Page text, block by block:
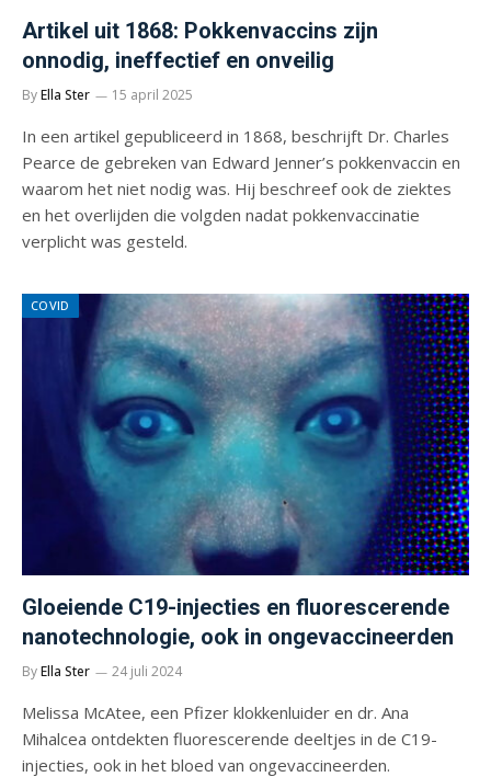
Artikel uit 1868: Pokkenvaccins zijn
onnodig, ineffectief en onveilig
ByElla Ster 15 april 2025
In een artikel gepubliceerd in 1868, beschrijft Dr. Charles
Pearce de gebreken van Edward Jenner’s pokkenvaccin en
waarom het niet nodig was. Hij beschreef ook de ziektes
en het overlijden die volgden nadat pokkenvaccinatie
verplicht was gesteld.
COVID
Gloeiende C19-injecties en fluorescerende
nanotechnologie, ook in ongevaccineerden
ByElla Ster 24 juli 2024
Melissa McAtee, een Pfizer klokkenluider en dr. Ana
Mihalcea ontdekten fluorescerende deeltjes in de C19-
injecties, ook in het bloed van ongevaccineerden.